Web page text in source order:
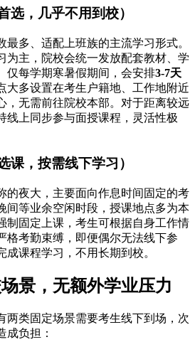
选，几乎不用到校）
最多、适配上班族的主流学习形式。
为主，院校会统一发放配套教材、学
仅每学期寒暑假期间，会安排3-7天
大多设置在考生户籍地、工作地附近
，无需前往院校本部。对于距离较远
线上同步参与面授课程，灵活性极
课，按需线下学习）
的夜大，主要面向作息时间固定的考
间等业余空闲时段，授课地点多为本
制固定上课，考生可根据自身工作情
格考勤束缚，即便偶尔无法线下参
课程学习，不用长期到校。
景，无额外学业压力
两类固定场景需要考生线下到场，次
成负担：